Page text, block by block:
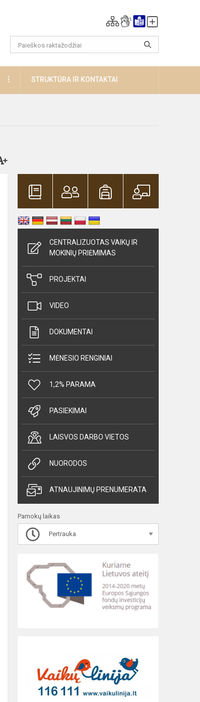
DAUGIAUSTRUKTŪRA IR KONTAKTAI
CENTRALIZUOTAS VAIKŲ IR
MOKINIŲ PRIĖMIMAS
PROJEKTAI
VIDEO
DOKUMENTAI
MĖNESIO RENGINIAI
1,2% PARAMA
PASIEKIMAI
LAISVOS DARBO VIETOS
NUORODOS
ATNAUJINIMŲ PRENUMERATA
Pamokų laikas
Pertrauka